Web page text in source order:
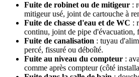
Fuite de robinet ou de mitigeur :
mitigeur usé, joint de cartouche à
Fuite de chasse d'eau et de WC :
continu, joint de pipe d'évacuation,
Fuite de canalisation : tuyau
percé, fissuré ou déboîté.
Fuite au niveau du compteur :
comme après compteur (côté